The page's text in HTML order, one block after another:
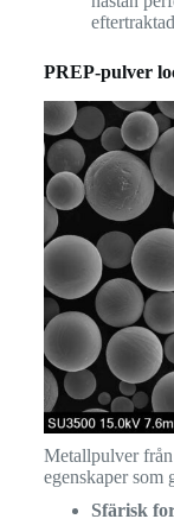
PREP-pulver
Metallpulver
egenskaper
Sfärisk